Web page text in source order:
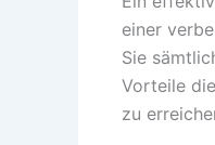
einer
Sie
Vorteile
zu